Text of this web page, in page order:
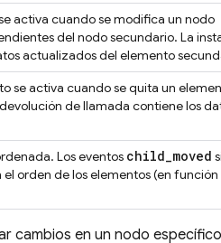
activa cuando se modifica un nodo
del nodo secundario. La
actualizados del elemento
se activa cuando se quita un
de llamada contiene los
Los eventos child_moved
orden de los elementos (en función
cambios en un nodo